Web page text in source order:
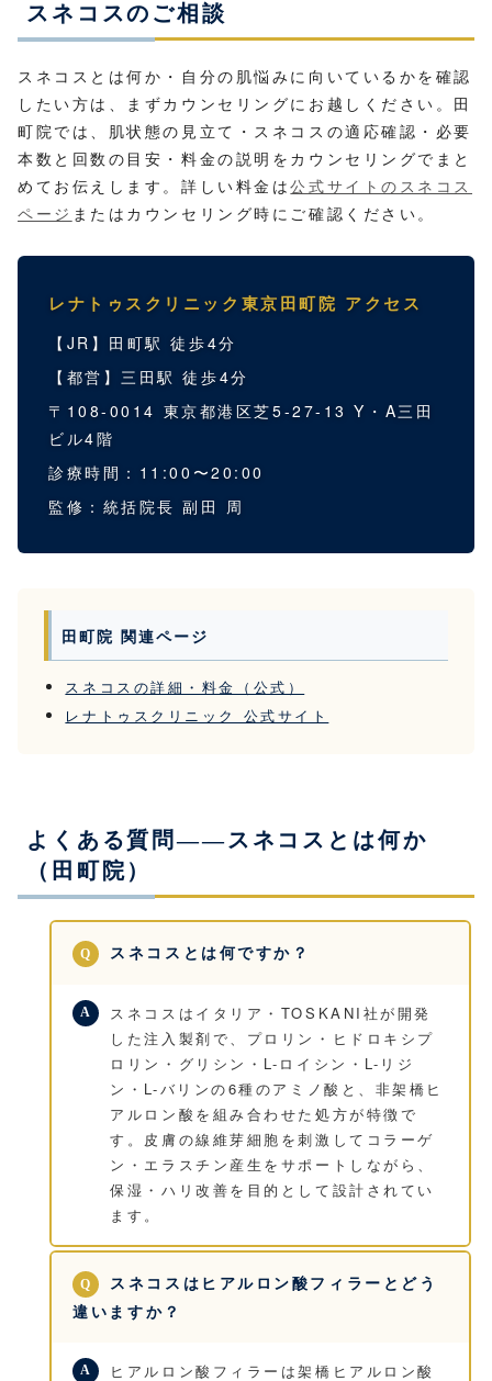
スネコスのご相談
スネコスとは何か・自分の肌悩みに向いているかを確認
したい方は、まずカウンセリングにお越しください。田
町院では、肌状態の見立て・スネコスの適応確認・必要
本数と回数の目安・料金の説明をカウンセリングでまと
めてお伝えします。詳しい料金は公式サイトのスネコス
ページ またはカウンセリング時にご確認ください。
レナトゥスクリニック東京田町院 アクセス
【JR】田町駅 徒歩4分
【都営】三田駅 徒歩4分
〒108-0014 東京都港区芝5-27-13 Y・A三田
ビル4階
診療時間：11:00〜20:00
監修：統括院長 副田 周
田町院 関連ページ
スネコスの詳細・料金（公式）
レナトゥスクリニック 公式サイト
よくある質問——スネコスとは何か
（田町院）
スネコスとは何ですか？
スネコスはイタリア・TOSKANI社が開発
した注入製剤で、プロリン・ヒドロキシプ
ロリン・グリシン・L-ロイシン・L-リジ
ン・L-バリンの6種のアミノ酸と、非架橋ヒ
アルロン酸を組み合わせた処方が特徴で
す。皮膚の線維芽細胞を刺激してコラーゲ
ン・エラスチン産生をサポートしながら、
保湿・ハリ改善を目的として設計されてい
ます。
スネコスはヒアルロン酸フィラーとどう
違いますか？
ヒアルロン酸フィラーは架橋ヒアルロン酸